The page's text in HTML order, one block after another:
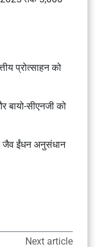
प्रोत्साहन को
बायो-सीएनजी को
जैव ईंधन अनुसंधान
Next article